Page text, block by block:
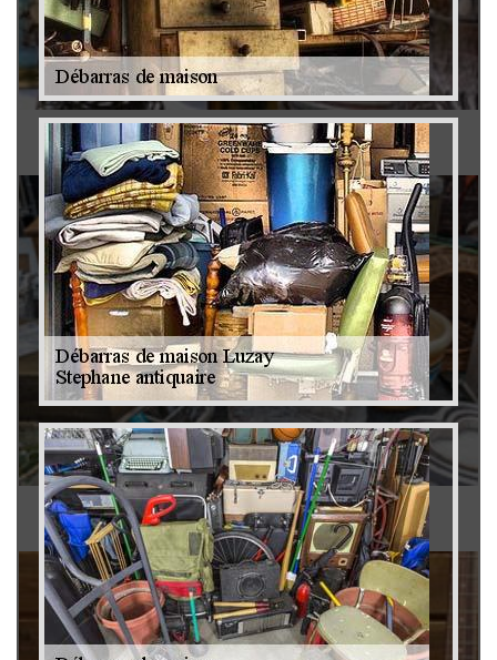
Antiquaire 79
Brocanteur 79